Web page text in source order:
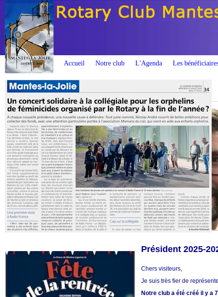
Accueil Notre club L'Agenda Les
Président 2025-
Chers visiteurs,
Je suis très fier de
Notre club a été créé il y a